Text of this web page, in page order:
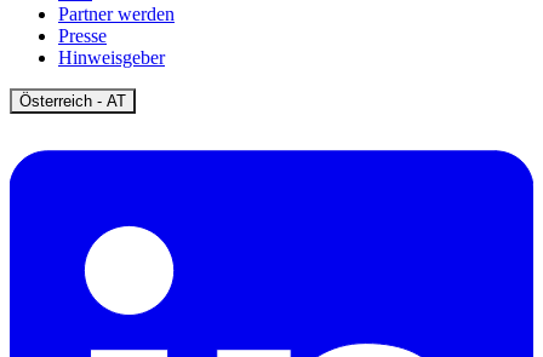
Partner werden
Presse
Hinweisgeber
Österreich - ATOpen